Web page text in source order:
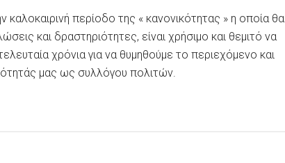
καλοκαιρινή περίοδο της « κανονικότητας » η οποία θα
και δραστηριότητες, είναι χρήσιμο και θεμιτό να
χρόνια για να θυμηθούμε το περιεχόμενο και
μας ως συλλόγου πολιτών.